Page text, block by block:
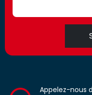
Appelez-nous